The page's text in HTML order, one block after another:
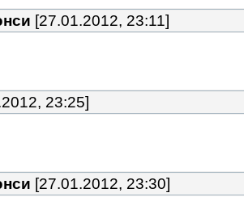
[27.01.2012, 23:11]
23:25]
[27.01.2012, 23:30]